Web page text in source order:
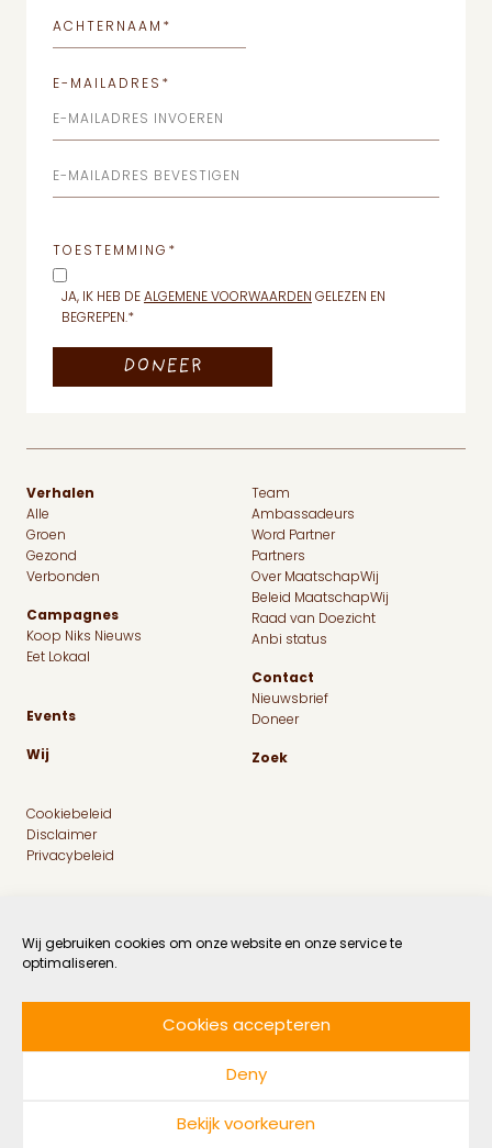
Wij gebruiken cookies om onze website en onze service te
optimaliseren.
Cookies accepteren
Deny
Bekijk voorkeuren
ACHTERNAAM *
E-MAILADRES *
TOESTEMMING *
JA, IK HEB DE ALGEMENE VOORWAARDEN GELEZEN EN
BEGREPEN.*
Verhalen
Alle
Groen
Gezond
Verbonden
Campagnes
Koop Niks Nieuws
Eet Lokaal
Events
Wij
Team
Ambassadeurs
Word Partner
Partners
Over MaatschapWij
Beleid MaatschapWij
Raad van Doezicht
Anbi status
Contact
Nieuwsbrief
Doneer
Zoek
Cookiebeleid
Disclaimer
Privacybeleid
InstagramLinkedin